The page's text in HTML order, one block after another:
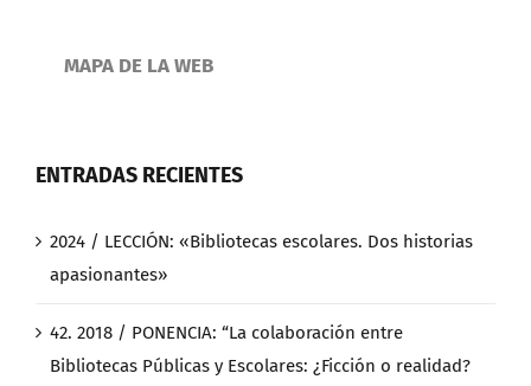
MAPA DE LA WEB
ENTRADAS RECIENTES
2024 / LECCIÓN: «Bibliotecas escolares. Dos historias
apasionantes»
42. 2018 / PONENCIA: “La colaboración entre
Bibliotecas Públicas y Escolares: ¿Ficción o realidad?